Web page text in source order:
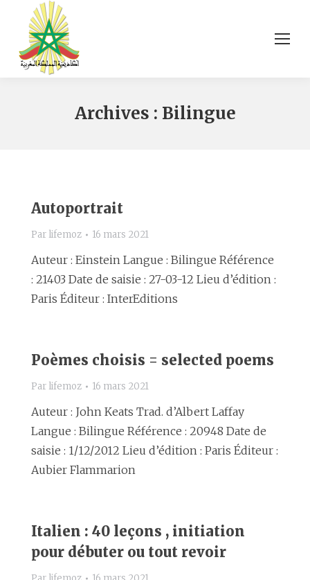
Archives : Bilingue
Autoportrait
Par lifemoz 16 mars 2021
Auteur : Einstein Langue : Bilingue Référence
: 21403 Date de saisie : 27-03-12 Lieu d’édition :
Paris Éditeur : InterEditions
Poèmes choisis = selected poems
Par lifemoz 16 mars 2021
Auteur : John Keats Trad. d’Albert Laffay
Langue : Bilingue Référence : 20948 Date de
saisie : 1/12/2012 Lieu d’édition : Paris Éditeur :
Aubier Flammarion
Italien : 40 leçons , initiation
pour débuter ou tout revoir